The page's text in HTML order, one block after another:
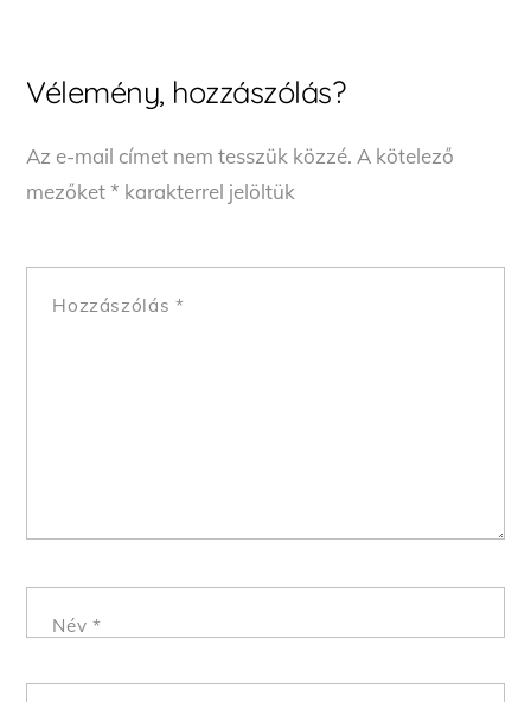
Vélemény, hozzászólás?
Az e-mail címet nem tesszük közzé. A kötelező
mezőket* karakterrel jelöltük
Hozzászólás *
Név *